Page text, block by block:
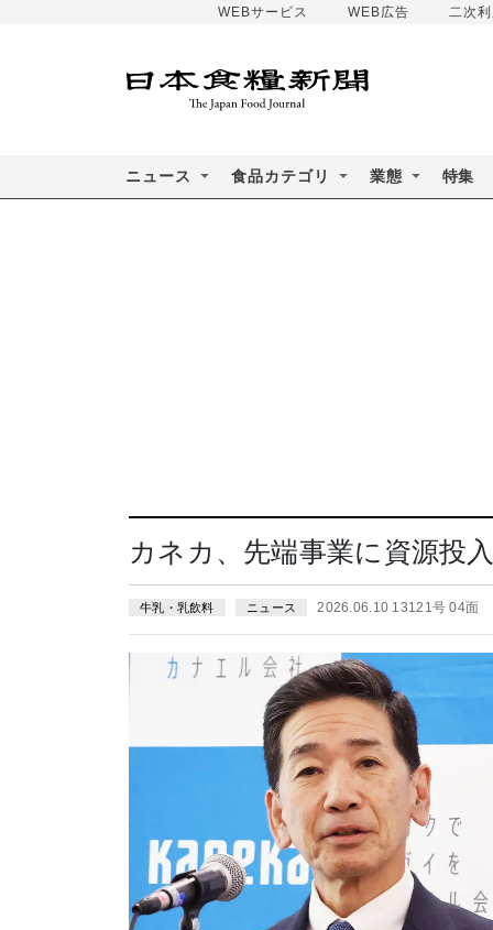
WEBサービス WEB広告 二次
ニュース 食品カテゴリ 業態 特集
カネカ、先端事業に資源投
牛乳・乳飲料 ニュース 2026.06.10 13121号 04面